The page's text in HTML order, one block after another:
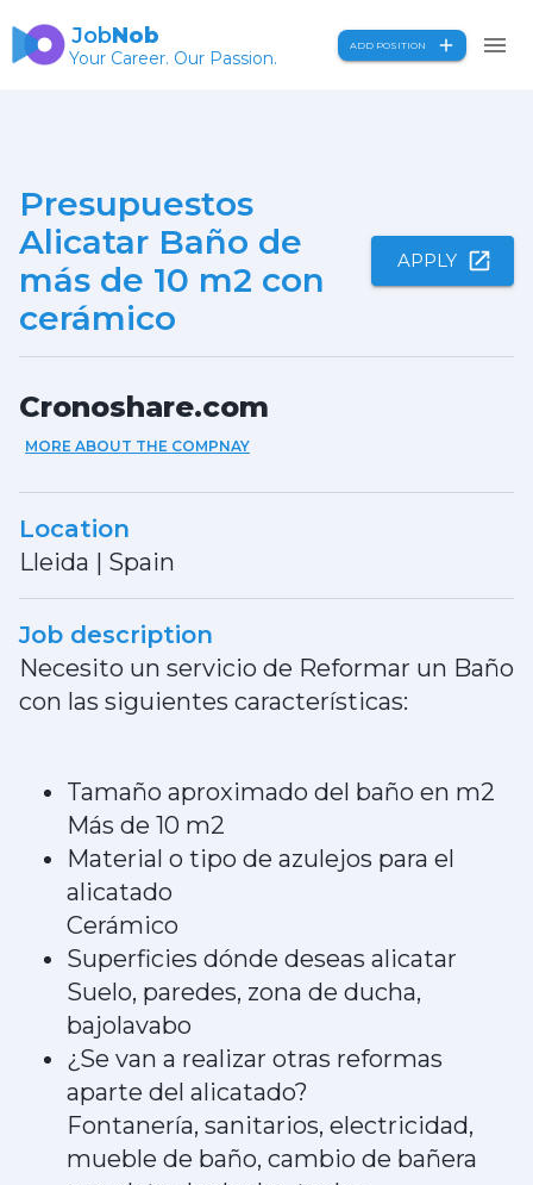
JobNob
Your Career. Our Passion.
ADD POSITION
Presupuestos
Alicatar Baño de
más de 10 m2 con
cerámico
APPLY
Cronoshare.com
MORE ABOUT THE COMPNAY
Location
Lleida | Spain
Job description
Necesito un servicio de Reformar un Baño
con las siguientes características:
Tamaño aproximado del baño en m2
Más de 10 m2
Material o tipo de azulejos para el
alicatado
Cerámico
Superficies dónde deseas alicatar
Suelo, paredes, zona de ducha,
bajolavabo
¿Se van a realizar otras reformas
aparte del alicatado?
Fontanería, sanitarios, electricidad,
mueble de baño, cambio de bañera